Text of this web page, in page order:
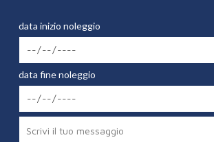
data inizio noleggio
data fine noleggio